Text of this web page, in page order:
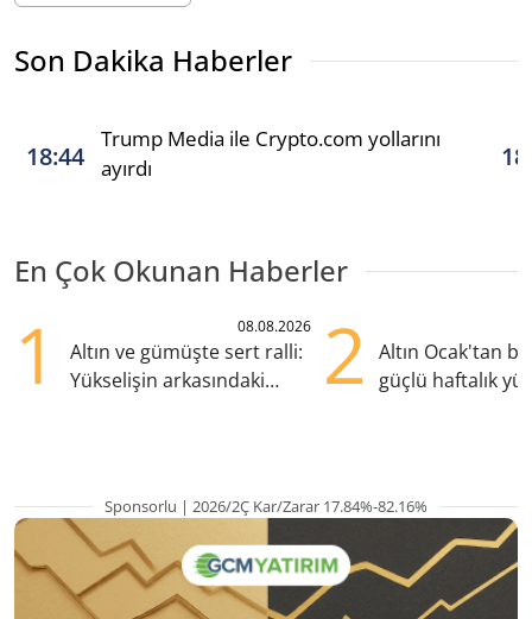
Son Dakika Haberler
18:44
Trump Media ile Crypto.com yollarını
ayırdı
En Çok Okunan Haberler
1 08.08.2026
Altın ve gümüşte sert ralli:
Yükselişin arkasındaki
2
Altın Ocak'tan
güçlü haftalık
Sponsorlu | 2026/2Ç Kar/Zarar 17.84%-82.16%